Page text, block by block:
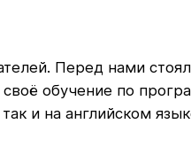
Перед нами
обучение по
и на английском